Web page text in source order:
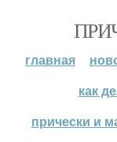
главная
как
прически и